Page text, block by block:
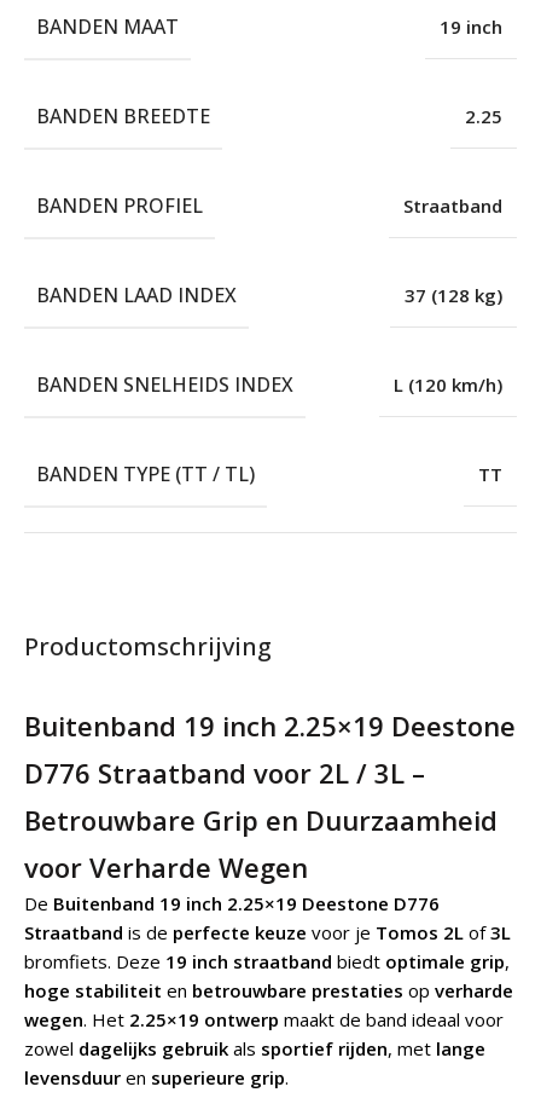
Productomschrijving
Buitenband 19 inch 2.25×19 Deestone
D776 Straatband voor 2L / 3L –
Betrouwbare Grip en Duurzaamheid
voor Verharde Wegen
De Buitenband 19 inch 2.25×19 Deestone D776
Straatband is de perfecte keuze voor je Tomos 2L of3L
bromfiets. Deze 19 inch straatband biedt optimale grip,
hoge stabiliteit en betrouwbare prestaties op verharde
wegen. Het 2.25×19 ontwerp maakt de band ideaal voor
zowel dagelijks gebruik als sportief rijden, met lange
levensduur en superieure grip.
BANDEN MAAT 19 inch
BANDEN BREEDTE 2.25
BANDEN PROFIEL Straatband
BANDEN LAAD INDEX 37 (128 kg)
BANDEN SNELHEIDS INDEX L (120 km/h)
BANDEN TYPE (TT / TL) TT